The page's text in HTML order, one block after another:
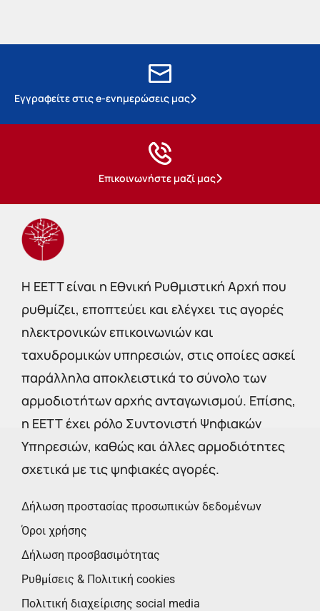
Εγγραφείτε στις e-ενημερώσεις μας
Επικοινωνήστε μαζί μας
Η EETT είναι η Εθνική Ρυθμιστική Αρχή που
ρυθμίζει, εποπτεύει και ελέγχει τις αγορές
ηλεκτρονικών επικοινωνιών και
ταχυδρομικών υπηρεσιών, στις οποίες ασκεί
παράλληλα αποκλειστικά το σύνολο των
αρμοδιοτήτων αρχής ανταγωνισμού. Επίσης,
η ΕΕΤΤ έχει ρόλο Συντονιστή Ψηφιακών
Υπηρεσιών, καθώς και άλλες αρμοδιότητες
σχετικά με τις ψηφιακές αγορές.
Δήλωση προστασίας προσωπικών δεδομένων
Όροι χρήσης
Δήλωση προσβασιμότητας
Ρυθμίσεις & Πολιτική cookies
Πολιτική διαχείρισης social media